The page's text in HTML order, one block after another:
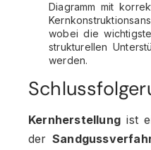
Diagramm mit
wobei die
strukturellen
werden.
Kernherstellung ist
der